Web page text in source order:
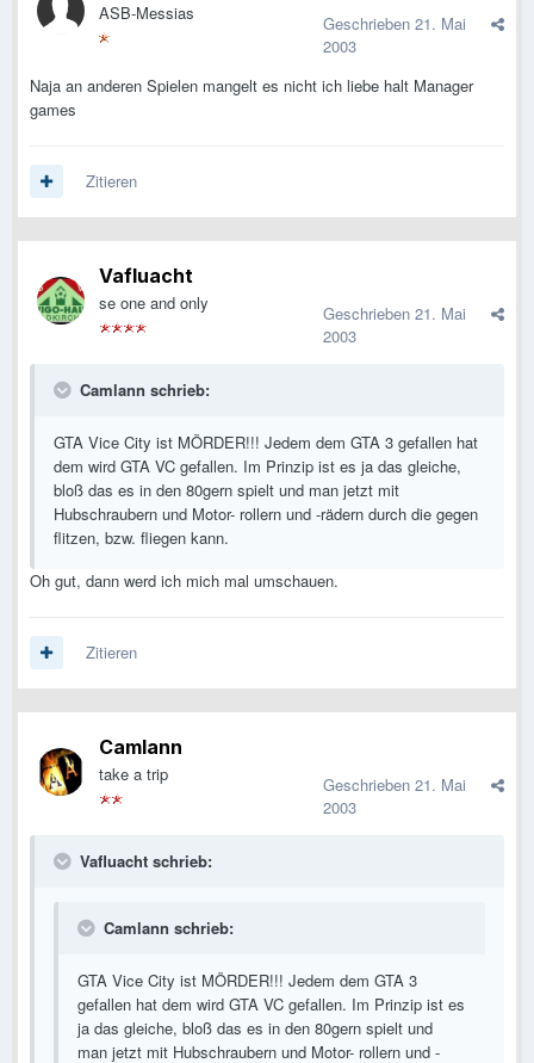
ASB-Messias Geschrieben 21. Mai
2003
Naja an anderen Spielen mangelt es nicht ich liebe halt Manager
games
Zitieren
Vafluacht
se one and only Geschrieben 21. Mai
2003
Camlann schrieb:
GTA Vice City ist MÖRDER!!! Jedem dem GTA 3 gefallen hat
dem wird GTA VC gefallen. Im Prinzip ist es ja das gleiche,
bloß das es in den 80gern spielt und man jetzt mit
Hubschraubern und Motor- rollern und -rädern durch die gegen
flitzen, bzw. fliegen kann.
Oh gut, dann werd ich mich mal umschauen.
Zitieren
Camlann
take a trip Geschrieben 21. Mai
2003
Vafluacht schrieb:
Camlann schrieb:
GTA Vice City ist MÖRDER!!! Jedem dem GTA 3
gefallen hat dem wird GTA VC gefallen. Im Prinzip ist es
ja das gleiche, bloß das es in den 80gern spielt und
man jetzt mit Hubschraubern und Motor- rollern und -